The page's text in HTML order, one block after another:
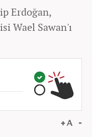
Erdoğan,
Wael Sawan'ı